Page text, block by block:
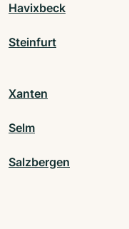
Havixbeck
Steinfurt
Xanten
Selm
Salzbergen